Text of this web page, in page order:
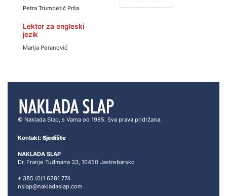
Petra Trumbetić Prša
Lektor za engleski
jezik
Marija Peranović
© Naklada Slap, s Vama od 1985. Sva prava pridržana.
Kontakt: Sjedište
NAKLADA SLAP
Dr. Franje Tuđmana 33, 10450 Jastrebarsko
+ 385 (0)1 6281 774
nslap@nakladaslap.com